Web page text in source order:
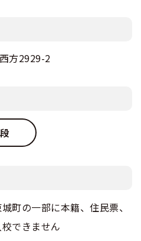
方2929-2
町の一部に本籍、住民票、
できません